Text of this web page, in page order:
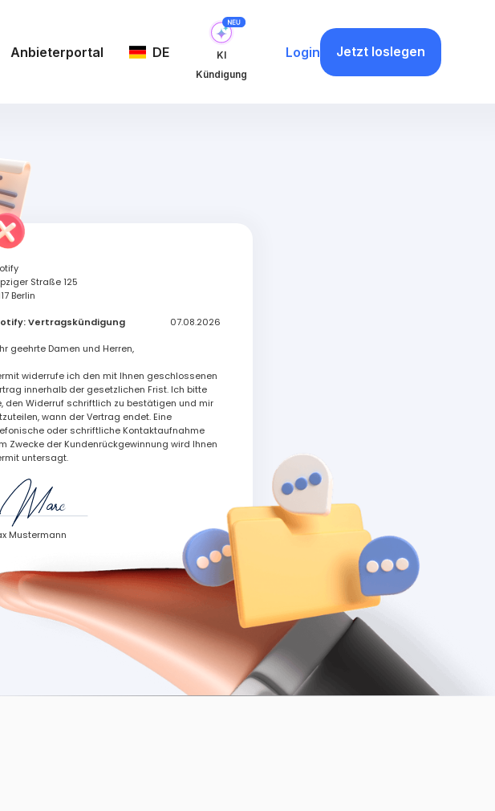
Anbieterportal DE
KI
Kündigung
Login Jetzt loslegen
Straße 125
Berlin
Vertragskündigung 07.08.2026
geehrte Damen und Herren,
widerrufe ich den mit Ihnen geschlossenen
innerhalb der gesetzlichen Frist. Ich bitte
den Widerruf schriftlich zu bestätigen und mir
wann der Vertrag endet. Eine
oder schriftliche Kontaktaufnahme
Zwecke der Kundenrückgewinnung wird Ihnen
untersagt.
Mustermann